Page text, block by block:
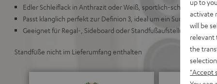
Edler Schleiflack in Anthrazit oder Weiß, sportlich-schlankes,
Passt klanglich perfekt zur Definion 3, ideal um ein Surround-Set
Geeignet für Regal-, Sideboard oder Standfußaufstellung
Standfüße nicht im Lieferumfang enthalten
activate
will be
relevant
the
"Accept